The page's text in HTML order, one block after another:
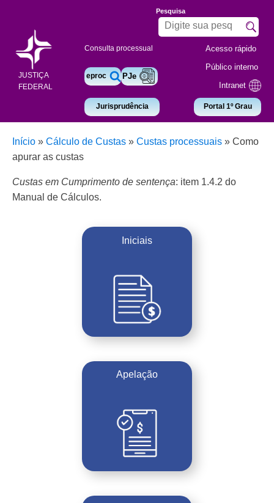
JUSTIÇA
FEDERAL
Consulta processual
eproc PJe
Jurisprudência
Pesquisa
Acesso rápido
Público interno
Intranet
Portal 1º Grau
Início » Cálculo de Custas » Custas processuais » Como
apurar as custas
Custas em Cumprimento de sentença: item 1.4.2 do
Manual de Cálculos.
Iniciais
Apelação